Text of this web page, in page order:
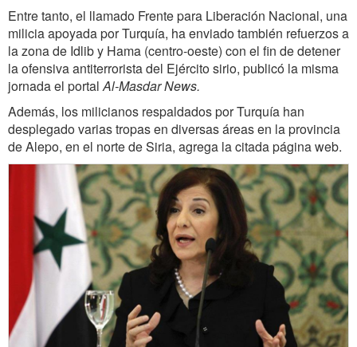
Entre tanto, el llamado Frente para Liberación Nacional, una
milicia apoyada por Turquía, ha enviado también refuerzos a
la zona de Idlib y Hama (centro-oeste) con el fin de detener
la ofensiva antiterrorista del Ejército sirio, publicó la misma
jornada el portalAl-Masdar News.
Además, los milicianos respaldados por Turquía han
desplegado varias tropas en diversas áreas en la provincia
de Alepo, en el norte de Siria, agrega la citada página web.